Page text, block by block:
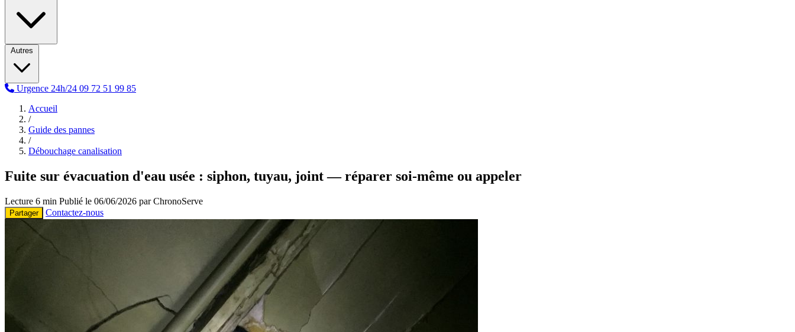
Autres
Urgence 24h/24 09 72 51 99 85
Accueil
/
Guide des pannes
/
Débouchage canalisation
Fuite sur évacuation d'eau usée : siphon, tuyau, joint — réparer soi-même ou appeler
Lecture 6 min Publié le 06/06/2026 par ChronoServe
Partager Contactez-nous